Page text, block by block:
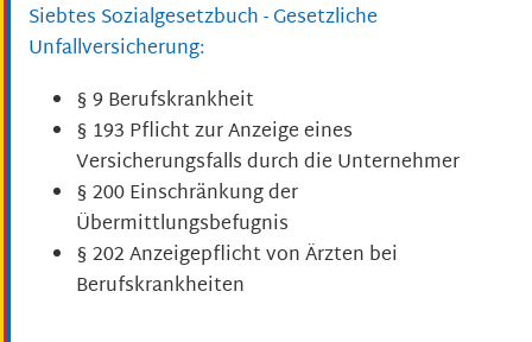
Siebtes Sozialgesetzbuch - Gesetzliche
Unfallversicherung:
§ 9Berufskrankheit
§ 193 Pflicht zur Anzeige eines
Versicherungsfalls durch die Unternehmer
§ 200 Einschränkung der
Übermittlungsbefugnis
§ 202 Anzeigepflicht von Ärzten bei
Berufskrankheiten